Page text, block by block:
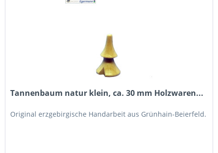
Tannenbaum natur klein, ca. 30 mm Holzwaren...
Original erzgebirgische Handarbeit aus Grünhain-Beierfeld.